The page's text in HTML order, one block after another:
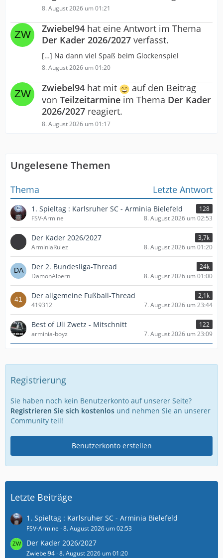
8. August 2026 um 01:21
Zwiebel94 hat eine Antwort im Thema
Der Kader 2026/2027 verfasst.
[…] Na dann viel Spaß beim Glockenspiel
8. August 2026 um 01:20
Zwiebel94 hat mit
auf den Beitrag
von Teilzeitarmine im Thema Der Kader
2026/2027 reagiert.
8. August 2026 um 01:17
Ungelesene Themen
Thema Letzte Antwort
1. Spieltag : Karlsruher SC - Arminia Bielefeld
128
FSV-Armine
8. August 2026 um 02:53
Der Kader 2026/2027
3,7k
ArminiaRulez
8. August 2026 um 01:20
Der 2. Bundesliga-Thread
24k
DamonAlbern
8. August 2026 um 01:00
Der allgemeine Fußball-Thread
2,1k
419312
7. August 2026 um 23:44
Best of Uli Zwetz - Mitschnitt
122
arminia-boyz
7. August 2026 um 23:09
Registrierung
Sie haben noch kein Benutzerkonto auf unserer Seite?
Registrieren Sie sich kostenlos und nehmen Sie an unserer
Community teil!
Benutzerkonto erstellen
Letzte Beiträge
1. Spieltag : Karlsruher SC - Arminia Bielefeld
FSV-Armine 8. August 2026 um 02:53
Der Kader 2026/2027
Zwiebel94 8. August 2026 um 01:20